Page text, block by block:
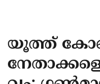
KANNUR
KASARAGOD
യൂത്ത്
നേതാക്കളെ